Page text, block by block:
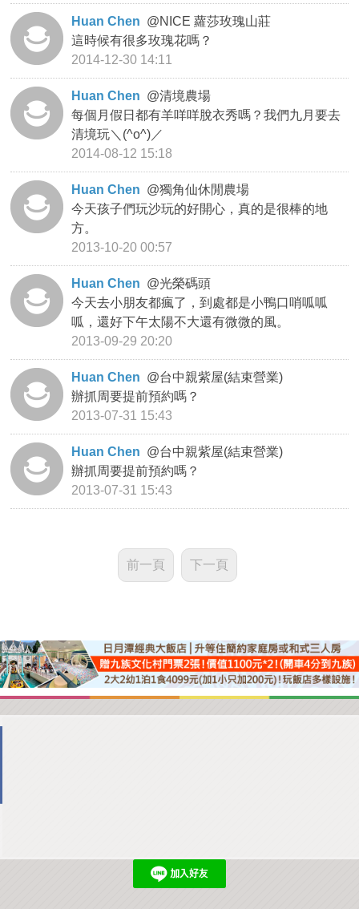
Huan Chen @NICE 蘿莎玫瑰山莊
這時候有很多玫瑰花嗎？
2014-12-30 14:11
Huan Chen @清境農場
每個月假日都有羊咩咩脫衣秀嗎？我們九月要去
清境玩＼(^o^)／
2014-08-12 15:18
Huan Chen @獨角仙休閒農場
今天孩子們玩沙玩的好開心，真的是很棒的地
方。
2013-10-20 00:57
Huan Chen @光榮碼頭
今天去小朋友都瘋了，到處都是小鴨口哨呱呱
呱，還好下午太陽不大還有微微的風。
2013-09-29 20:20
Huan Chen @台中親紫屋(結束營業)
辦抓周要提前預約嗎？
2013-07-31 15:43
Huan Chen @台中親紫屋(結束營業)
辦抓周要提前預約嗎？
2013-07-31 15:43
前一頁 下一頁